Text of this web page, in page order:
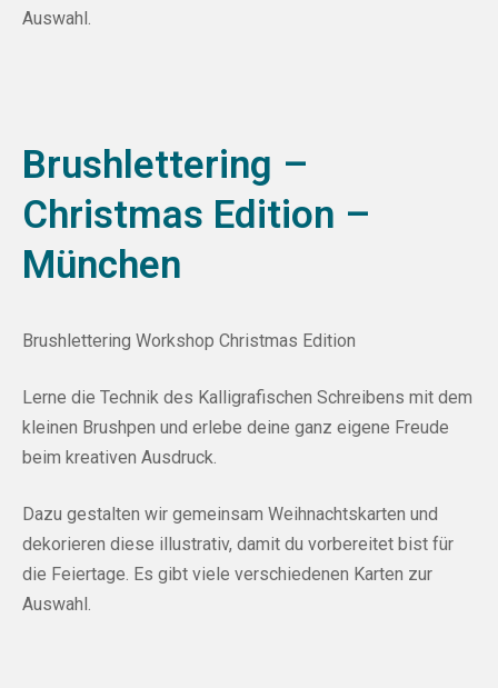
Auswahl.
Brushlettering –
Christmas Edition –
München
Brushlettering Workshop Christmas Edition
Lerne die Technik des Kalligrafischen Schreibens mit dem
kleinen Brushpen und erlebe deine ganz eigene Freude
beim kreativen Ausdruck.
Dazu gestalten wir gemeinsam Weihnachtskarten und
dekorieren diese illustrativ, damit du vorbereitet bist für
die Feiertage. Es gibt viele verschiedenen Karten zur
Auswahl.